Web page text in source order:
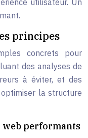
utilisateur. Un
principes
concrets pour
des analyses de
à éviter, et des
la structure
web performants